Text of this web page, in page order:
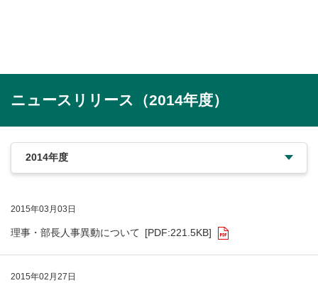
ニュースリリース（2014年度）
2015年03月03日
理事・部長人事異動について [PDF:221.5KB]
2015年02月27日